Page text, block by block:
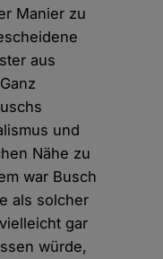
Manier zu
aus
und
Nähe zu
war Busch
als solcher
gar
würde,